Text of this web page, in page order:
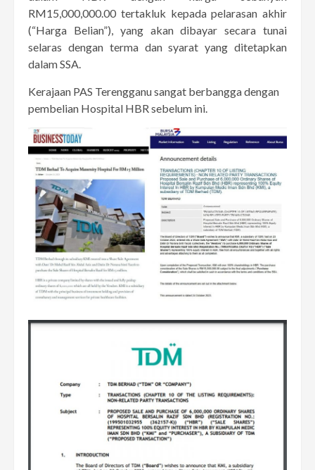
RM15,000,000.00 tertakluk kepada pelarasan akhir
(“Harga Belian”), yang akan dibayar secara tunai
selaras dengan terma dan syarat yang ditetapkan
dalam SSA.
Kerajaan PAS Terengganu sangat berbangga dengan
pembelian Hospital HBR sebelum ini.